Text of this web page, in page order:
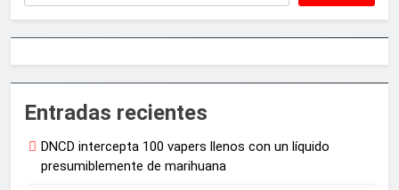
Entradas recientes
DNCD intercepta 100 vapers llenos con un líquido
presumiblemente de marihuana